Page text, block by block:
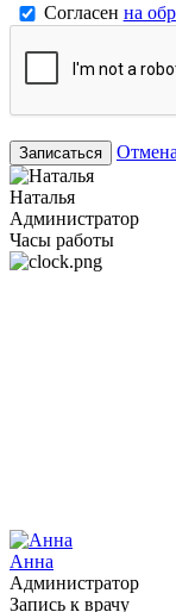
Согласен на
Записаться Отмена
Наталья
Администратор
Часы работы
Анна
Администратор
Запись к врачу